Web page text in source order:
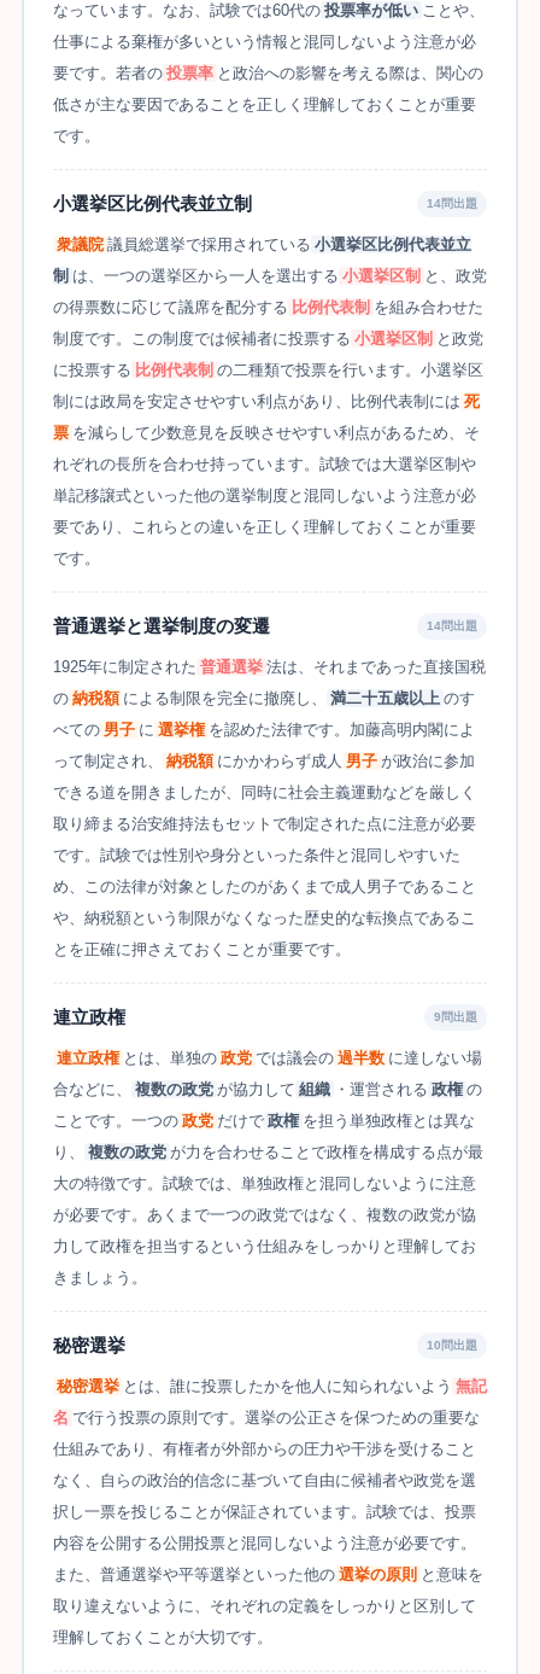
なっています。なお、試験では60代の 投票率が低い ことや、
仕事による棄権が多いという情報と混同しないよう注意が必
要です。若者の 投票率 と政治への影響を考える際は、関心の
低さが主な要因であることを正しく理解しておくことが重要
です。
小選挙区比例代表並立制 14問出題
衆議院 議員総選挙で採用されている 小選挙区比例代表並立
制 は、一つの選挙区から一人を選出する 小選挙区制 と、政党
の得票数に応じて議席を配分する 比例代表制 を組み合わせた
制度です。この制度では候補者に投票する 小選挙区制 と政党
に投票する 比例代表制 の二種類で投票を行います。小選挙区
制には政局を安定させやすい利点があり、比例代表制には 死
票 を減らして少数意見を反映させやすい利点があるため、そ
れぞれの長所を合わせ持っています。試験では大選挙区制や
単記移譲式といった他の選挙制度と混同しないよう注意が必
要であり、これらとの違いを正しく理解しておくことが重要
です。
普通選挙と選挙制度の変遷 14問出題
1925年に制定された 普通選挙 法は、それまであった直接国税
の 納税額 による制限を完全に撤廃し、 満二十五歳以上 のす
べての 男子 に 選挙権 を認めた法律です。加藤高明内閣によ
って制定され、
納税額 にかかわらず成人 男子 が政治に参加
できる道を開きましたが、同時に社会主義運動などを厳しく
取り締まる治安維持法もセットで制定された点に注意が必要
です。試験では性別や身分といった条件と混同しやすいた
め、この法律が対象としたのがあくまで成人男子であること
や、納税額という制限がなくなった歴史的な転換点であるこ
とを正確に押さえておくことが重要です。
連立政権 9問出題
連立政権 とは、単独の 政党 では議会の 過半数 に達しない場
合などに、
複数の政党 が協力して 組織 ・運営される 政権 の
ことです。一つの 政党 だけで 政権 を担う単独政権とは異な
り、
複数の政党 が力を合わせることで政権を構成する点が最
大の特徴です。試験では、単独政権と混同しないように注意
が必要です。あくまで一つの政党ではなく、複数の政党が協
力して政権を担当するという仕組みをしっかりと理解してお
きましょう。
秘密選挙 10問出題
秘密選挙 とは、誰に投票したかを他人に知られないよう 無記
名 で行う投票の原則です。選挙の公正さを保つための重要な
仕組みであり、有権者が外部からの圧力や干渉を受けること
なく、自らの政治的信念に基づいて自由に候補者や政党を選
択し一票を投じることが保証されています。試験では、投票
内容を公開する公開投票と混同しないよう注意が必要です。
また、普通選挙や平等選挙といった他の 選挙の原則 と意味を
取り違えないように、それぞれの定義をしっかりと区別して
理解しておくことが大切です。